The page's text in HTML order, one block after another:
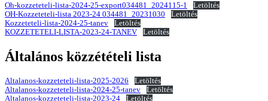
Oh-kozzeteteli-lista-2024-25-export034481_2024115-1
Letöltés
OH-Kozzeteteli-lista 2023-24 034481_20231030
Letöltés
Kozzeteteli-lista-2024-25-tanev
Letöltés
KOZZETETELI-LISTA-2023-24-TANEV
Letöltés
Általános közzétételi lista
Altalanos-kozzeteteli-lista-2025-2026
Letöltés
Altalanos-kozzeteteli-lista-2024-25-tanev
Letöltés
Altalanos-kozzeteteli-lista-2023-24
Letöltés